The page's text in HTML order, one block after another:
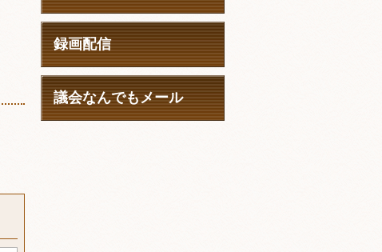
録画配信
議会なんでもメール